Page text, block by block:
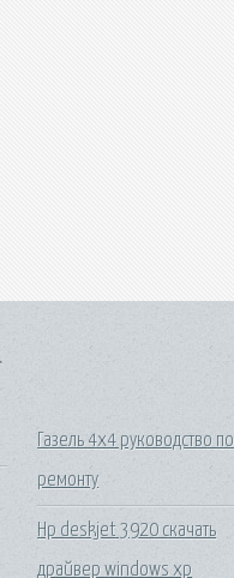
Газель 4х4 руководство по
ремонту
Hp deskjet 3920 скачать
драйвер windows xp